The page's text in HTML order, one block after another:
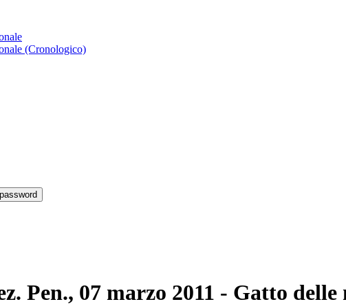
(Cronologico)
Pen., 07 marzo 2011 - Gatto